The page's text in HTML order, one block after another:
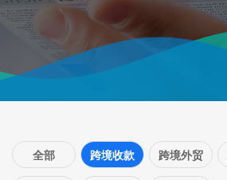
全部 跨境收款 跨境外贸